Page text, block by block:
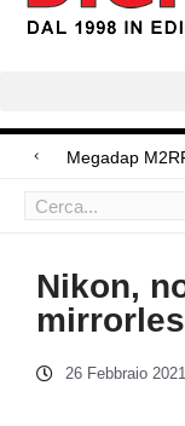
Megadap
Arri Rental,
Nikon,
26 Febbraio 2021